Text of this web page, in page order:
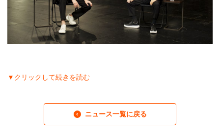
▼クリックして続きを読む
ニュース一覧に戻る